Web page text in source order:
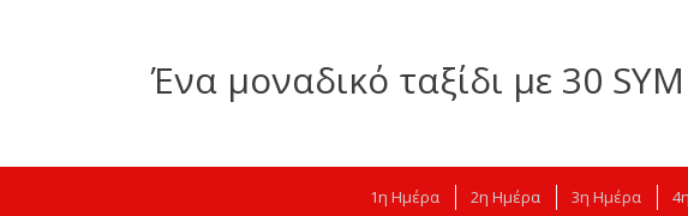
Ένα μοναδικό ταξίδι με 30
1η Ημέρα 2η Ημέρα 3η Ημέρα